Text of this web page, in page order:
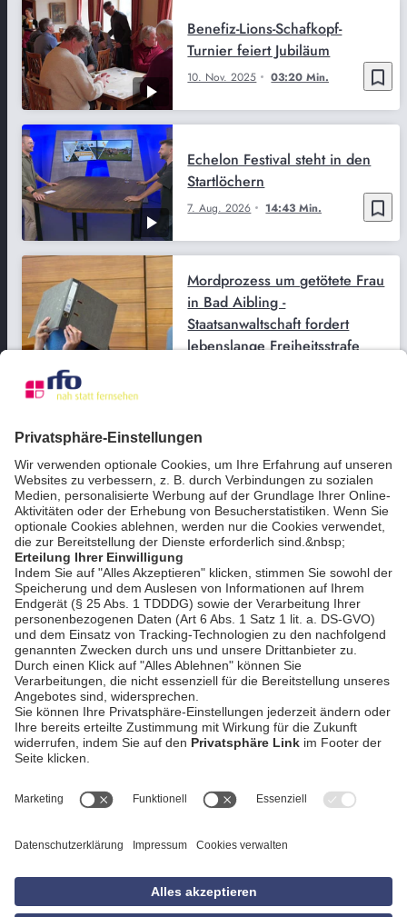
bookmark_border
10. Nov. 2025 03:20 Min.
Benefiz-Lions-Schafkopf-
Turnier feiert Jubiläum
bookmark_border
7. Aug. 2026 14:43 Min.
Echelon Festival steht in den
Startlöchern
Mordprozess um getötete Frau
in Bad Aibling -
Staatsanwaltschaft fordert
lebenslange Freiheitsstrafe
bookmark_border
29. Juli 2026 03:33 Min.
Gemeinsam Werte vermitteln
an der Berufsschule Bad
Aibling
AGB
Datenschutzerklärung
Empfang